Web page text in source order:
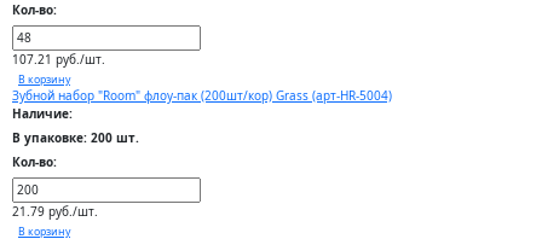
Кол-во:
107.21 руб./шт.
В корзину
Зубной набор "Room" флоу-пак (200шт/кор) Grass (арт-HR-5004)
Наличие:
В упаковке: 200 шт.
Кол-во:
21.79 руб./шт.
В корзину